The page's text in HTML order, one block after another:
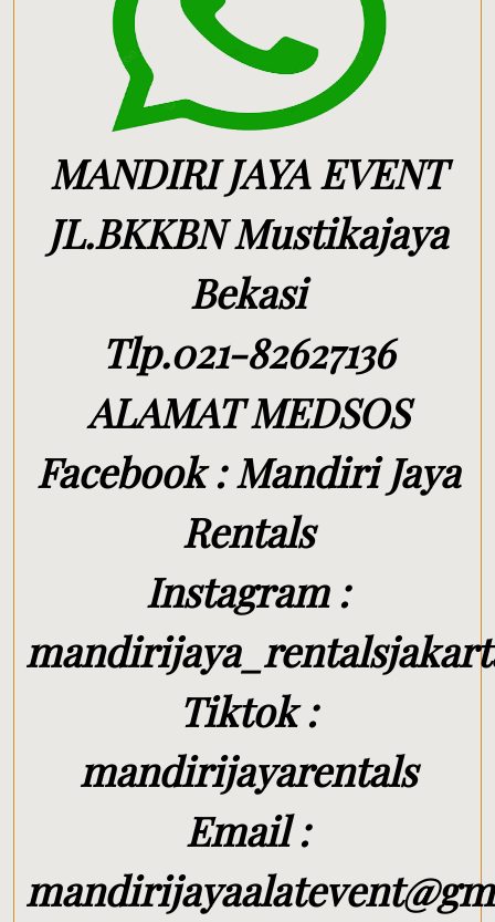
MANDIRI JAYA EVENT
JL.BKKBN Mustikajaya
Bekasi
Tlp.021-82627136
ALAMAT MEDSOS
Facebook : Mandiri Jaya
Rentals
Instagram :
Tiktok :
mandirijayarentals
Email :